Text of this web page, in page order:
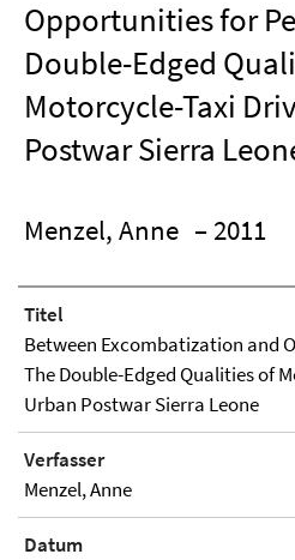
Opportunities for
Double-Edged
Motorcycle-Taxi
Postwar Sierra
Menzel, Anne – 2011
Titel
Between Excombatization and
The Double-Edged Qualities of
Urban Postwar Sierra Leone
Verfasser
Menzel, Anne
Datum